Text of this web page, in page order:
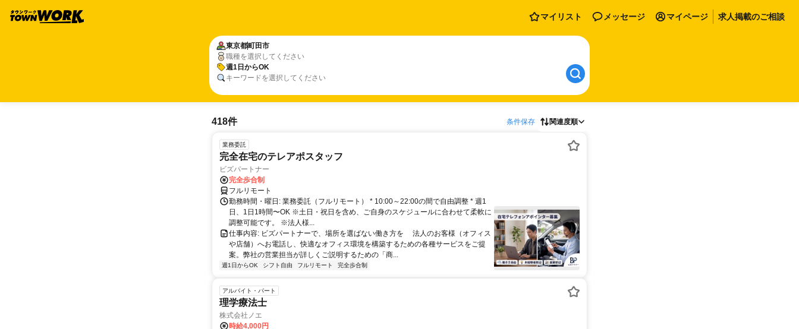
マイリスト メッセージ マイページ 求人掲載のご相談
東京都町田市
職種を選択してください
週1日からOK
キーワードを選択してください
418件 条件保存 関連度順
業務委託
完全在宅のテレアポスタッフ
ビズパートナー
完全歩合制
フルリモート
勤務時間・曜日: 業務委託（フルリモート） * 10:00～22:00の間で自由調整 * 週1
日、1日1時間〜OK ※土日・祝日を含め、ご自身のスケジュールに合わせて柔軟に
調整可能です。 ※法人様...
仕事内容: ビズパートナーで、場所を選ばない働き方を 法人のお客様（オフィス
や店舗）へお電話し、快適なオフィス環境を構築するための各種サービスをご提
案。弊社の営業担当が詳しくご説明するための「商...
週1日からOK シフト自由 フルリモート 完全歩合制
アルバイト・パート
理学療法士
株式会社ノエ
時給4,000円